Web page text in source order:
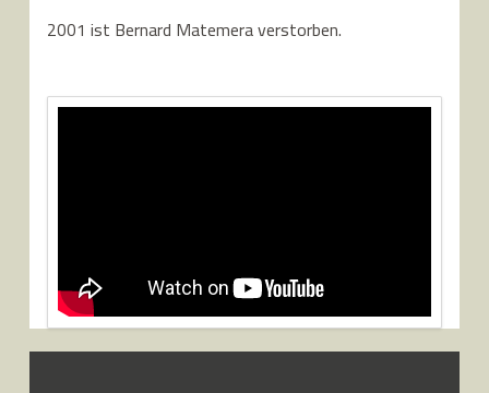
2001 ist Bernard Matemera verstorben.